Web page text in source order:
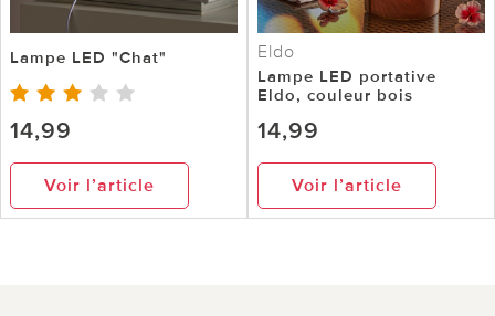
Lampe LED "Chat"
14,99
Voir l’article
Eldo
Lampe LED portative
Eldo, couleur bois
14,99
Voir l’article